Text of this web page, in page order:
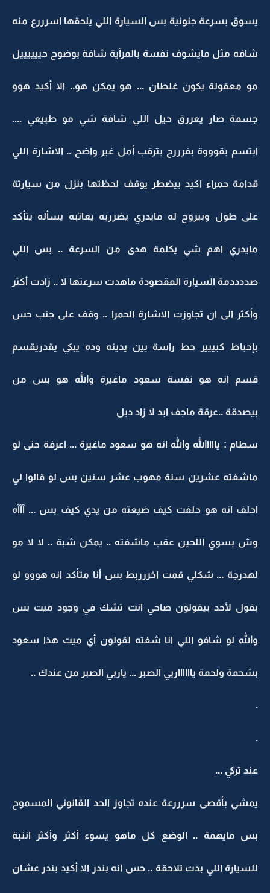
يسوق بسرعة جنونية بس السيارة اللي يلحقها اسرررع منه
شافه مثل مايشوف نفسة بالمرآية شافة بوضوح حييييييل
مو معقولة يكون غلطان ... هو يمكن هو.. الا أكيد هوو
جسمة صار يعررق حيل اللي شافة شي مو طبيعي ....
ابتسم بقوووة بفرررح بترقب أمل غير واضح .. الاشارة اللي
قدامة حمراء اكيد بيضطر يوقف لحظتها بنزل من سيارتة
على طول وبيروح له مايدري يضرربه يعاتبه يسأله يتأكد
مايدري اهم شي يكلمة هدى من السرعة .. بس اللي
صددددمة السيارة المقصودة ماهدت سرعتها لا .. زادت أكثر
وأكثر الى ان تجاوزت الاشارة الحمرا .. وقف على جنب حس
بإحباط كبييير حط راسة بين يدينه وده يبكي يقدريقسم
قسم انه هو نفسة سعود ماغيرة والله هو بس من
بيصدقة ..عرقة ماجف ابد لا زاد دبل
سطام : يااااالله والله انه هو سعود ماغيرة ... اعرفة حتى لو
ماشفته عشرين سنة مهوب عشر سنين بس لو قالوا لي
احلف انه هو حلفت كيف ضيعته من يدي كيف بس ... آآآه
وش بسوي اللحين عقب ماشفته .. يمكن شبة .. لا لا مو
لهدرجة ... شكلي قمت اخررربط بس أنا متأكد انه هووو لو
بقول لأحد بيقولون صاحي انت تشك في وجود ميت بس
والله لو شافو اللي انا شفته لقولون أي ميت هذا سعود
بشحمة ولحمة يااااااربي الصبر ... ياربي الصبر من عندك ..
.
.
عند تركي ...
يمشي بأقصى سرررعة عنده تجاوز الحد القانوني المسموح
بس مايهمة .. الوضع كل ماهو يسوء أكثر وأكثر انتبة
للسيارة اللي بدت تلاحقة .. حس انه بندر الا أكيد بندر عشان